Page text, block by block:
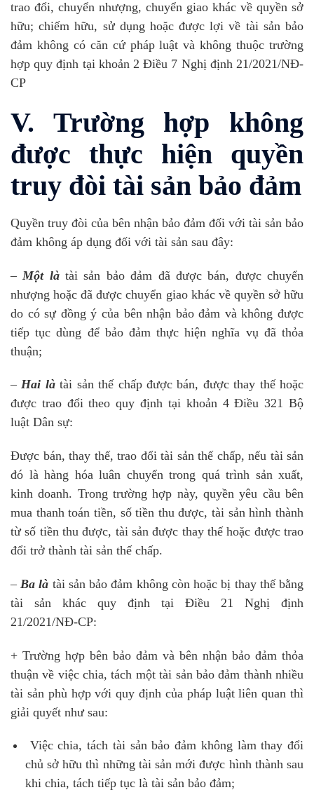
trao đổi, chuyển nhượng, chuyển giao khác về quyền sở
hữu; chiếm hữu, sử dụng hoặc được lợi về tài sản bảo
đảm không có căn cứ pháp luật và không thuộc trường
hợp quy định tại khoản 2 Điều 7 Nghị định 21/2021/NĐ-
CP
V. Trường hợp không
được thực hiện quyền
truy đòi tài sản bảo đảm
Quyền truy đòi của bên nhận bảo đảm đối với tài sản bảo
đảm không áp dụng đối với tài sản sau đây:
– Một làtài sản bảo đảm đã được bán, được chuyển
nhượng hoặc đã được chuyển giao khác về quyền sở hữu
do có sự đồng ý của bên nhận bảo đảm và không được
tiếp tục dùng để bảo đảm thực hiện nghĩa vụ đã thỏa
thuận;
– Hai làtài sản thế chấp được bán, được thay thế hoặc
được trao đổi theo quy định tại khoản 4 Điều 321 Bộ
luật Dân sự:
Được bán, thay thế, trao đổi tài sản thế chấp, nếu tài sản
đó là hàng hóa luân chuyển trong quá trình sản xuất,
kinh doanh. Trong trường hợp này, quyền yêu cầu bên
mua thanh toán tiền, số tiền thu được, tài sản hình thành
từ số tiền thu được, tài sản được thay thế hoặc được trao
đổi trở thành tài sản thế chấp.
– Ba là tài sản bảo đảm không còn hoặc bị thay thế bằng
tài sản khác quy định tại Điều 21 Nghị định
21/2021/NĐ-CP:
+ Trường hợp bên bảo đảm và bên nhận bảo đảm thỏa
thuận về việc chia, tách một tài sản bảo đảm thành nhiều
tài sản phù hợp với quy định của pháp luật liên quan thì
giải quyết như sau:
Việc chia, tách tài sản bảo đảm không làm thay đổi
chủ sở hữu thì những tài sản mới được hình thành sau
khi chia, tách tiếp tục là tài sản bảo đảm;